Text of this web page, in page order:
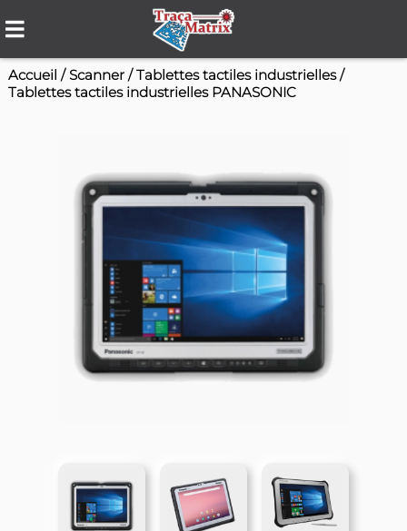
Accueil/Scanner/Tablettes tactiles